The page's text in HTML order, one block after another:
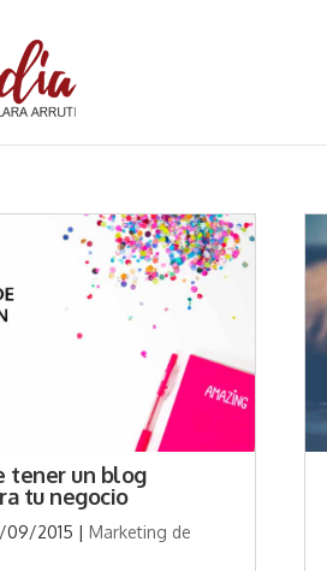
tener un blog
tu negocio
09/2015 |Marketing de